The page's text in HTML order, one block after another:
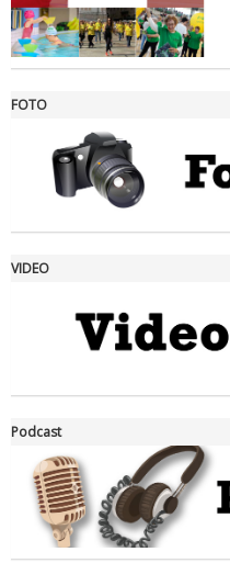
Ddl Lobby, Uisp: “Il
FOTO
VIDEO
Podcast